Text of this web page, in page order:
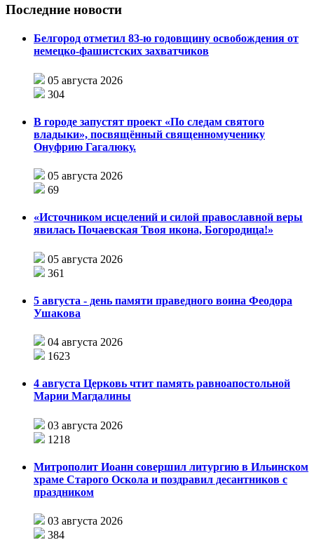
Последние новости
Белгород отметил 83-ю годовщину освобождения от
немецко-фашистских захватчиков
05 августа 2026
304
В городе запустят проект «По следам святого
владыки», посвящённый священномученику
Онуфрию Гагалюку.
05 августа 2026
69
«Источником исцелений и силой православной веры
явилась Почаевская Твоя икона, Богородица!»
05 августа 2026
361
5 августа - день памяти праведного воина Феодора
Ушакова
04 августа 2026
1623
4 августа Церковь чтит память равноапостольной
Марии Магдалины
03 августа 2026
1218
Митрополит Иоанн совершил литургию в Ильинском
храме Старого Оскола и поздравил десантников с
праздником
03 августа 2026
384